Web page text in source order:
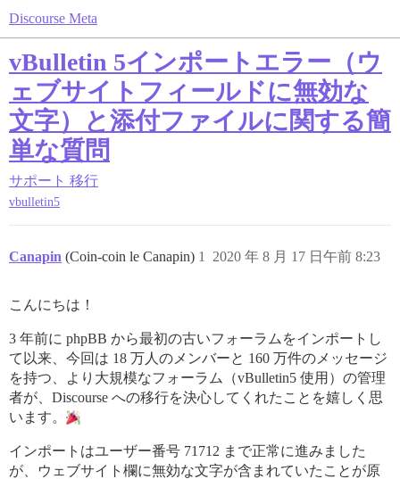
Discourse Meta
vBulletin 5インポートエラー（ウ
ェブサイトフィールドに無効な
文字）と添付ファイルに関する簡
単な質問
サポート 移行
vbulletin5
Canapin (Coin-coin le Canapin) 2020 年 8 月 17 日午前 8:23
1
こんにちは！
3 年前に phpBB から最初の古いフォーラムをインポートし
て以来、今回は 18 万人のメンバーと 160 万件のメッセージ
を持つ、より大規模なフォーラム（vBulletin5 使用）の管理
者が、Discourse への移行を決心してくれたことを嬉しく思
います。
インポートはユーザー番号 71712 まで正常に進みました
が、ウェブサイト欄に無効な文字が含まれていたことが原